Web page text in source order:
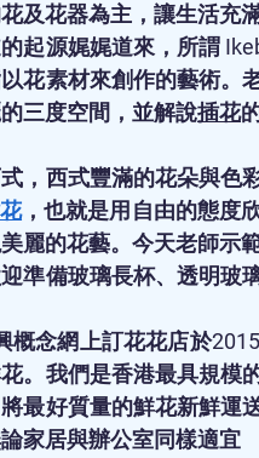
及花器為主，讓生活充
起源娓娓道來，所謂
花素材來創作的藝術。
三度空間，並解說插花
，西式豐滿的花朵與色
，也就是用自由的態度
麗的花藝。今天老師示
準備玻璃長杯、透明玻
概念網上訂花花店於
。我們是香港最具規模
最好質量的鮮花新鮮運
家居與辦公室同樣適宜